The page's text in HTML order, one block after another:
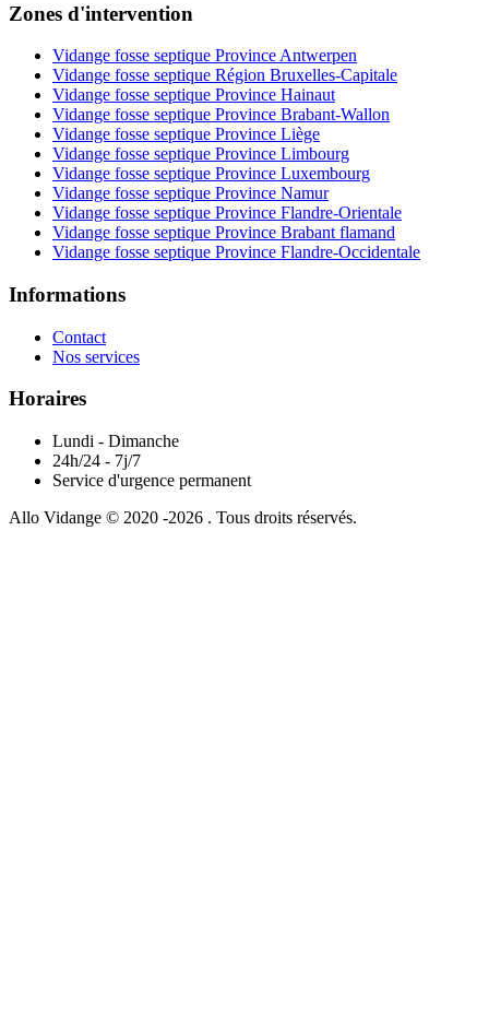
Zones d'intervention
Vidange fosse septique Province Antwerpen
Vidange fosse septique Région Bruxelles-Capitale
Vidange fosse septique Province Hainaut
Vidange fosse septique Province Brabant-Wallon
Vidange fosse septique Province Liège
Vidange fosse septique Province Limbourg
Vidange fosse septique Province Luxembourg
Vidange fosse septique Province Namur
Vidange fosse septique Province Flandre-Orientale
Vidange fosse septique Province Brabant flamand
Vidange fosse septique Province Flandre-Occidentale
Informations
Contact
Nos services
Horaires
Lundi - Dimanche
24h/24 - 7j/7
Service d'urgence permanent
Allo Vidange © 2020 -2026 . Tous droits réservés.